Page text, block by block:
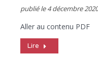
publié le4 décembre 2020
Aller au contenu PDF
Lire